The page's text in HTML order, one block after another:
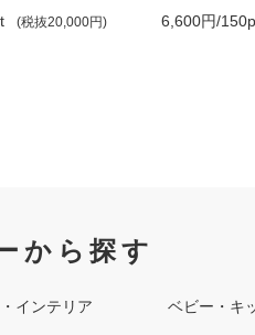
(税抜20,000円)
6,600円/
から探す
インテリア ベビー・キ